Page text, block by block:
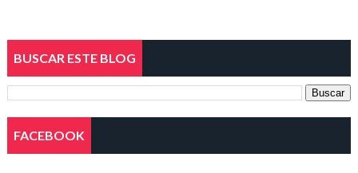
BUSCAR ESTE BLOG
FACEBOOK